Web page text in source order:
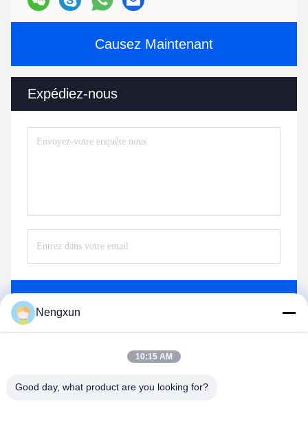
Causez Maintenant
Expédiez-nous
Nengxun
10:15 AM
Good day, what product are you looking for?